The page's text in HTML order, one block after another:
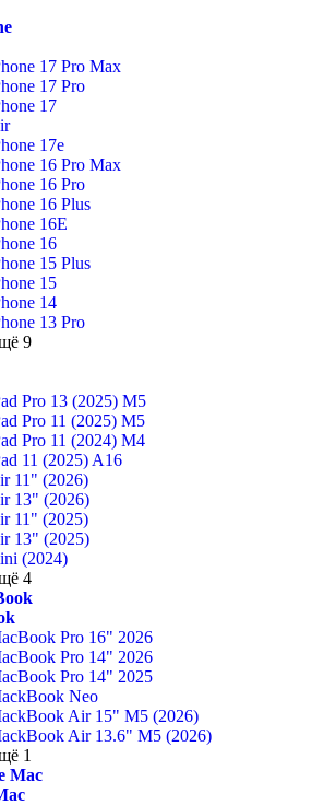
17 Pro Max
17 Pro
17
17e
16 Pro Max
16 Pro
16 Plus
16E
16
15 Plus
15
14
13 Pro
9
Pro 13 (2025) M5
Pro 11 (2025) M5
Pro 11 (2024) M4
11 (2025) A16
11" (2026)
13" (2026)
11" (2025)
13" (2025)
(2024)
4
Pro 16" 2026
Pro 14" 2026
Pro 14" 2025
Neo
Air 15" M5 (2026)
Air 13.6" M5 (2026)
1